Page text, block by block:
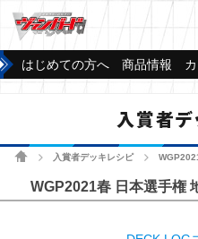
はじめての方へ 商品情報
入賞者デ
ホーム 入賞者デッキレシピ
WGP2021春 日本選手権